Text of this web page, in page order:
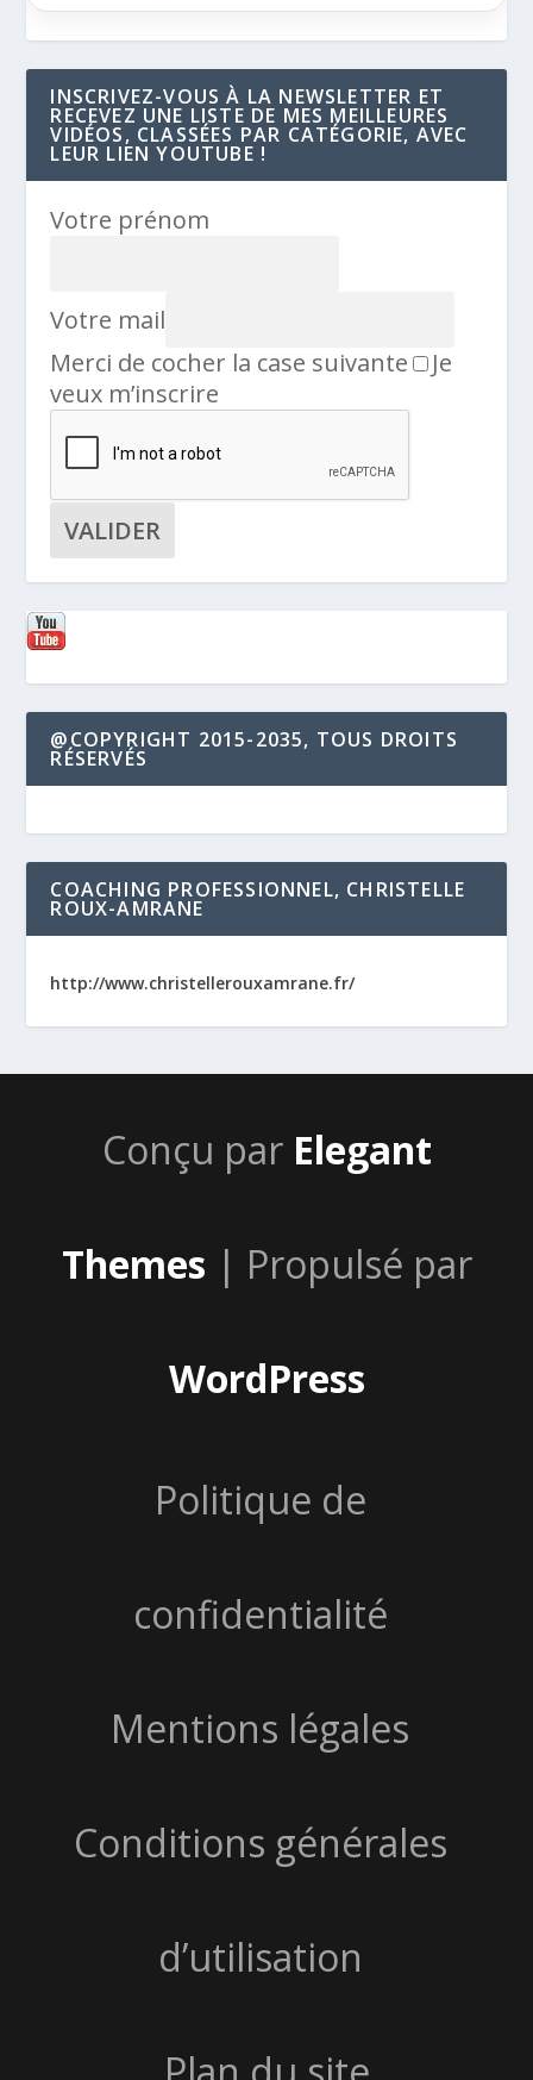
INSCRIVEZ-VOUS À LA NEWSLETTER ET
RECEVEZ UNE LISTE DE MES MEILLEURES
VIDÉOS, CLASSÉES PAR CATÉGORIE, AVEC
LEUR LIEN YOUTUBE !
Votre prénom
Votre mail
Merci de cocher la case suivante
Je
veux m’inscrire
@COPYRIGHT 2015-2035, TOUS DROITS
RÉSERVÉS
COACHING PROFESSIONNEL, CHRISTELLE
ROUX-AMRANE
http://www.christellerouxamrane.fr/
Conçu par Elegant
Themes | Propulsé par
WordPress
Politique de
confidentialité
Mentions légales
Conditions générales
d’utilisation